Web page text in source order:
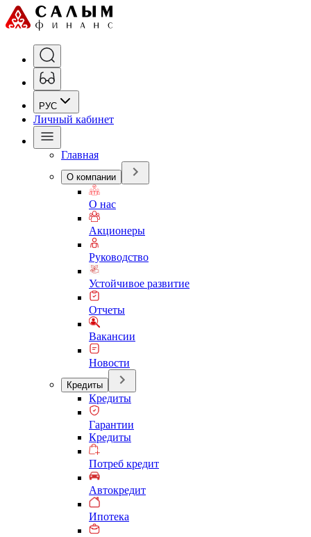
РУС
Личный кабинет
Главная
О компании
О нас
Акционеры
Руководство
Устойчивое развитие
Отчеты
Вакансии
Новости
Кредиты
Кредиты
Гарантии
Кредиты
Потреб кредит
Автокредит
Ипотека